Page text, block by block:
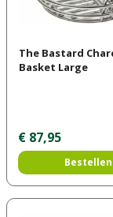
The Bastard
Basket Large
€ 87,95
Bestellen